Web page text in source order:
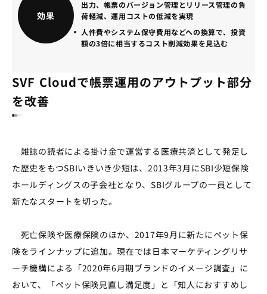
効果
出力、帳票のバージョン管理とリリース管理の負
荷軽減、運用コストの低減を実現
人件費やシステム保守費用などへの換算で、投資
額の3倍に相当するコスト削減効果を見込む
SVF Cloudで帳票運用のアウトプット部分
を改善
雑誌の読者による掛け金で運営する医療共済として発足し
た歴史をもつSBIいきいき少短は、2013年3月にSBI少短保険
ホールディングスの子会社となり、SBIグループの一員として
新たなスタートを切った。
死亡保険や医療保険のほか、2017年9月に新たにペット保
険をラインナップに追加。現在では日本マーケティングリサ
ーチ機構による「2020年6月期ブランドのイメージ調査」に
おいて、「ペット保険見直し満足度」と「知人におすすめし